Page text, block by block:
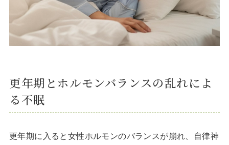
更年期とホルモンバランスの乱れによ
る不眠
更年期に入ると女性ホルモンのバランスが崩れ、自律神